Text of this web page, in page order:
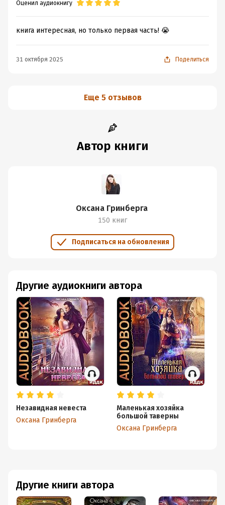
Оценил аудиокнигу
книга интересная, но только первая часть! 😭
31 октября 2025 Поделиться
Еще 5 отзывов
Автор книги
Оксана Гринберга
150 книг
Подписаться на обновления
Другие книги автора
Другие аудиокниги автора
Незавидная невеста
Оксана Гринберга
Маленькая хозяйка
большой таверны
Оксана Гринберга